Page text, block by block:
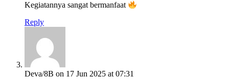
Kegiatannya sangat bermanfaat
Reply
Deva/8B on 17 Jun 2025 at 07:31